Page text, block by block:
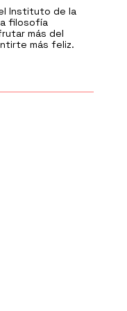
Instituto de la
filosofía
más del
más feliz.